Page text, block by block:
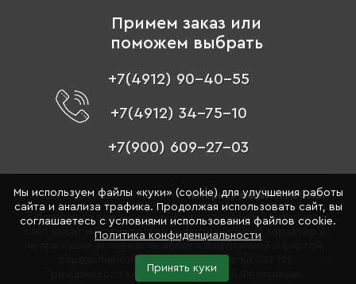
Примем заказ или
поможем выбрать
+7(4912) 90-40-55
+7(4912) 34-75-10
+7(900) 609-27-03
© 1996 - 2026 «Цвет мебели» –интернет-магазин мебели
Обращаем ваше внимание на то, что данный интернет-
сайт носит исключительно информационный характер и
определяемой положениями Статьи 437 (2)
Гражданского кодекса Российской Федерации.
Мы используем файлы «куки» (cookie) для улучшения работы
сайта и анализа трафика. Продолжая использовать сайт, вы
соглашаетесь с условиями использования файлов cookie.
Политика конфиденциальности
Принять куки